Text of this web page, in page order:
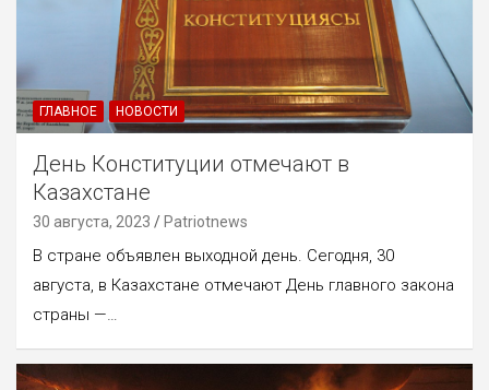
ГЛАВНОЕ НОВОСТИ
День Конституции отмечают в
Казахстане
30 августа, 2023 Patriotnews
В стране объявлен выходной день. Сегодня, 30
августа, в Казахстане отмечают День главного закона
страны —…